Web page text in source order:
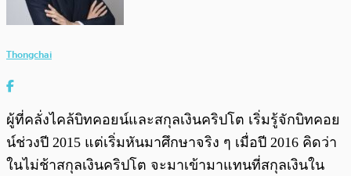
Thongchai
ผู้ที่คลั่งไคล้บิทคอยน์และสกุลเงินคริปโต เริ่มรู้จักบิทคอย
น์ช่วงปี 2015 แต่เริ่มหันมาศึกษาจริง ๆ เมื่อปี 2016 คิดว่า
ในไม่ช้าสกุลเงินคริปโต จะมาเข้ามาแทนที่สกุลเงินใน